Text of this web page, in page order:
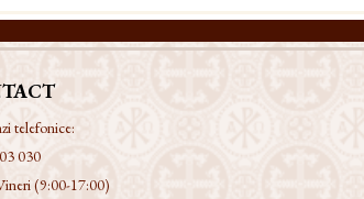
telefonice:
030
(9:00-17:00)